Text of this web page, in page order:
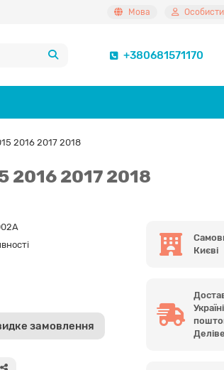
Мова
+380681571170
2016 2017 2018
2016 2017 2018
замовлення
Києві